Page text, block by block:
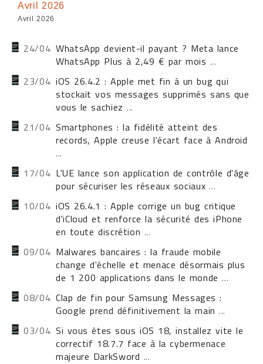
Avril 2026
Avril 2026
24/04 WhatsApp devient-il payant ? Meta lance
WhatsApp Plus à 2,49 € par mois ...
23/04 iOS 26.4.2 : Apple met fin à un bug qui
stockait vos messages supprimés sans que
vous le sachiez ...
21/04 Smartphones : la fidélité atteint des
records, Apple creuse l'écart face à Android
...
17/04 L'UE lance son application de contrôle d'âge
pour sécuriser les réseaux sociaux ...
10/04 iOS 26.4.1 : Apple corrige un bug critique
d'iCloud et renforce la sécurité des iPhone
en toute discrétion ...
09/04 Malwares bancaires : la fraude mobile
change d'échelle et menace désormais plus
de 1 200 applications dans le monde ...
08/04 Clap de fin pour Samsung Messages :
Google prend définitivement la main ...
03/04 Si vous êtes sous iOS 18, installez vite le
correctif 18.7.7 face à la cybermenace
majeure DarkSword ...